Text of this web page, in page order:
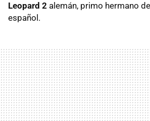
Leopard 2 alemán, primo hermano
español.